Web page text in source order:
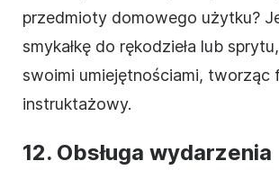
przedmioty domowego użytku?
smykałkę do rękodzieła lub
swoimi umiejętnościami, tworząc
instruktażowy.
12. Obsługa wydarzenia